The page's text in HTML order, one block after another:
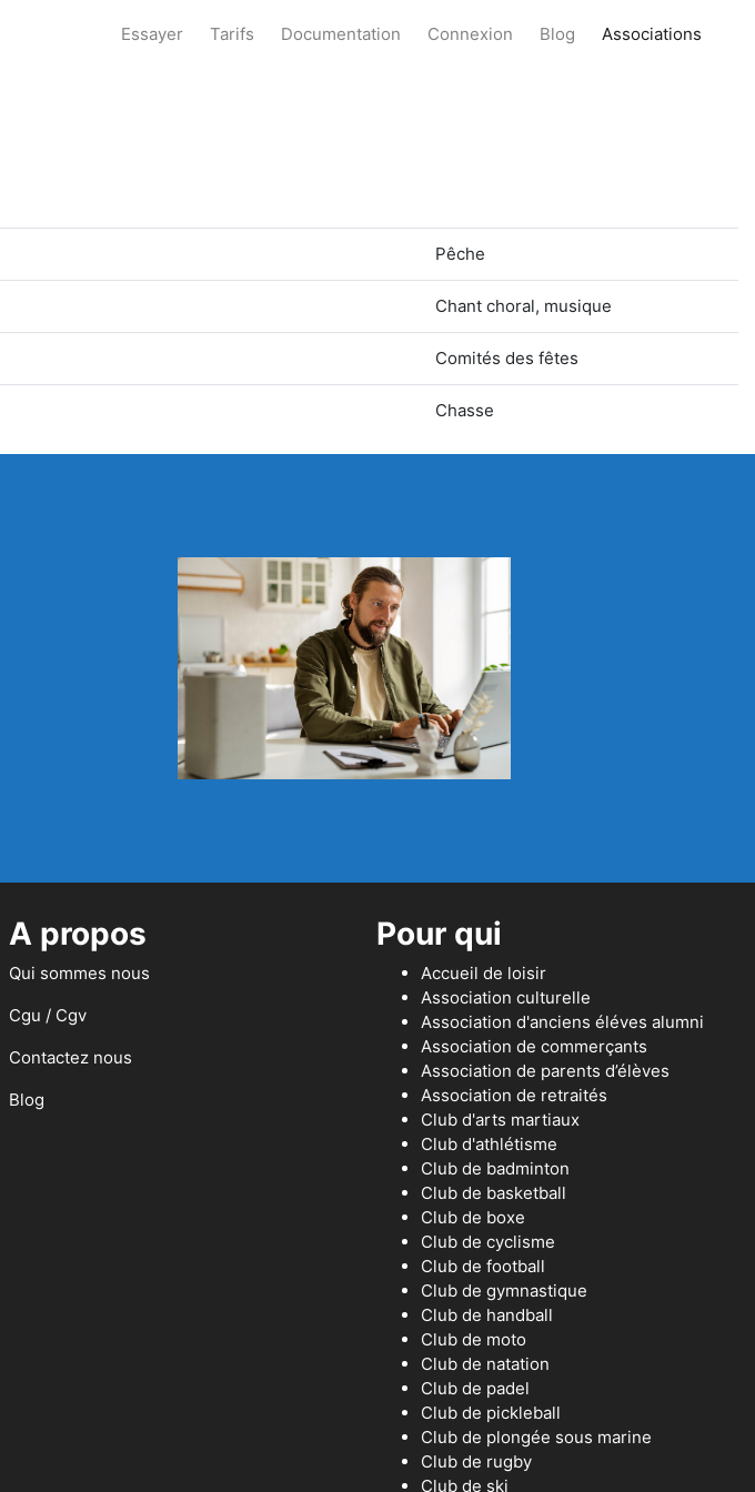
Essayer Tarifs Documentation Connexion Blog Associations
Pêche
Chant choral, musique
Comités des fêtes
Chasse
A propos
Qui sommes nous
Cgu / Cgv
Contactez nous
Blog
Pour qui
Accueil de loisir
Association culturelle
Association d'anciens éléves alumni
Association de commerçants
Association de parents d’élèves
Association de retraités
Club d'arts martiaux
Club d'athlétisme
Club de badminton
Club de basketball
Club de boxe
Club de cyclisme
Club de football
Club de gymnastique
Club de handball
Club de moto
Club de natation
Club de padel
Club de pickleball
Club de plongée sous marine
Club de rugby
Club de ski